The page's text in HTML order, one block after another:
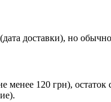
доставки), но
менее 120 грн),